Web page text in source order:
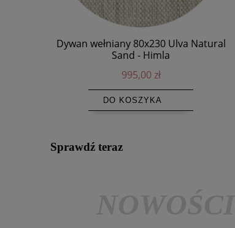
Dywan wełniany 80x230 Ulva Natural
Sand - Himla
995,00 zł
DO KOSZYKA
Sprawdź teraz